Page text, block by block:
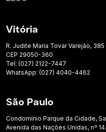
Vitória
R. Judite Maria Tovar Varejão,
CEP 29050-360
Tel: (027) 2122-7447
WhatsApp: (027) 4040-4462
São Paulo
Condomínio Parque da Cidade,
Avenida das Nações Unidas, nº